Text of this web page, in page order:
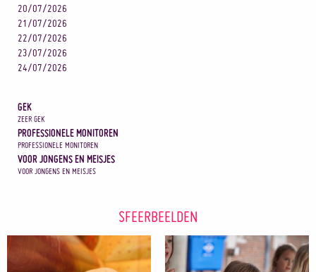
20/07/2026
21/07/2026
22/07/2026
23/07/2026
24/07/2026
GEK
ZEER GEK
PROFESSIONELE MONITOREN
PROFESSIONELE MONITOREN
VOOR JONGENS EN MEISJES
VOOR JONGENS EN MEISJES
SFEERBEELDEN